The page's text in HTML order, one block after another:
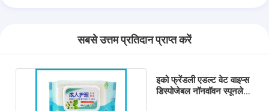
सबसे उत्तम प्रतिदान प्राप्त करें
इको फ्रेंडली एडल्ट वेट वाइप्स
डिस्पोजेबल नॉनवॉवन स्पूनलेस